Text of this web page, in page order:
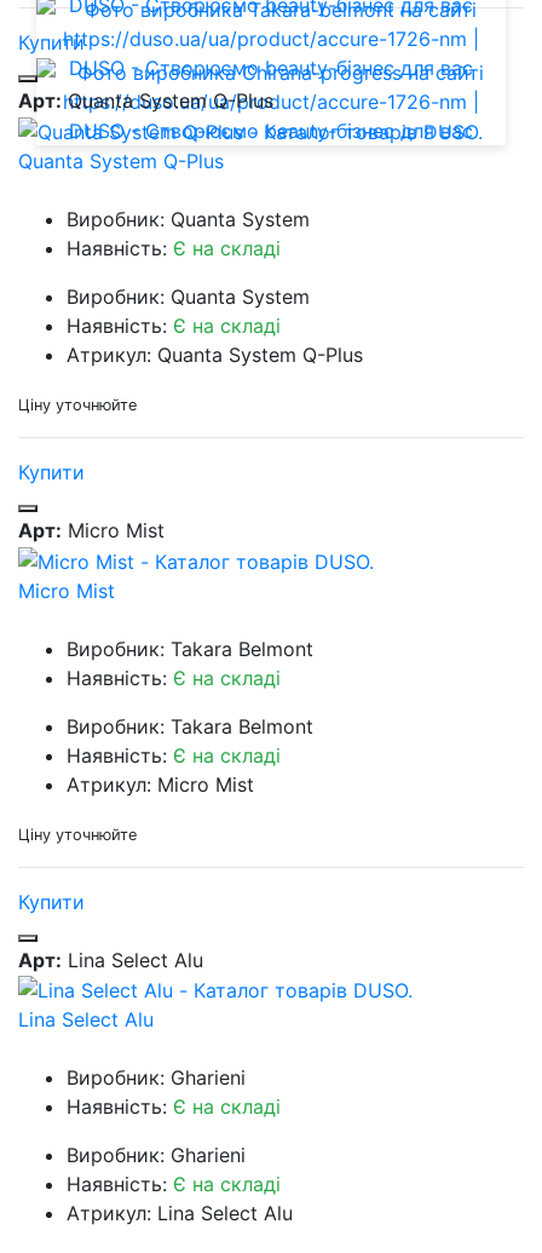
Купити
Арт:Quanta System Q-Plus
Quanta System Q-Plus
Виробник: Quanta System
Наявність: Є на складі
Виробник: Quanta System
Наявність: Є на складі
Атрикул: Quanta System Q-Plus
Ціну уточнюйте
Купити
Арт: Micro Mist
Micro Mist
Виробник: Takara Belmont
Наявність: Є на складі
Виробник: Takara Belmont
Наявність: Є на складі
Атрикул: Micro Mist
Ціну уточнюйте
Купити
Арт: Lina Select Alu
Lina Select Alu
Виробник: Gharieni
Наявність: Є на складі
Виробник: Gharieni
Наявність: Є на складі
Атрикул: Lina Select Alu